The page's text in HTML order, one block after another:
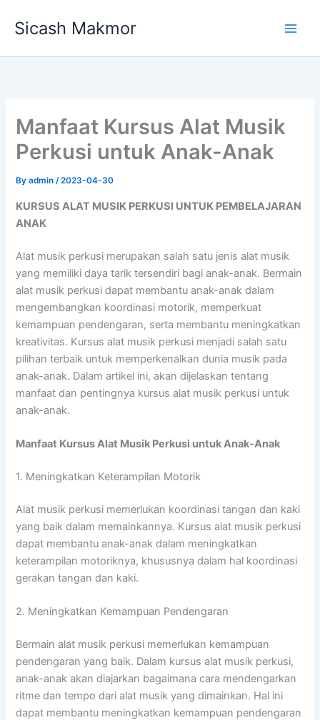
Sicash Makmor
Manfaat Kursus Alat Musik
Perkusi untuk Anak-Anak
Byadmin/2023-04-30
KURSUS ALAT MUSIK PERKUSI UNTUK PEMBELAJARAN
ANAK
Alat musik perkusi merupakan salah satu jenis alat musik
yang memiliki daya tarik tersendiri bagi anak-anak. Bermain
alat musik perkusi dapat membantu anak-anak dalam
mengembangkan koordinasi motorik, memperkuat
kemampuan pendengaran, serta membantu meningkatkan
kreativitas. Kursus alat musik perkusi menjadi salah satu
pilihan terbaik untuk memperkenalkan dunia musik pada
anak-anak. Dalam artikel ini, akan dijelaskan tentang
manfaat dan pentingnya kursus alat musik perkusi untuk
anak-anak.
Manfaat Kursus Alat Musik Perkusi untuk Anak-Anak
1. Meningkatkan Keterampilan Motorik
Alat musik perkusi memerlukan koordinasi tangan dan kaki
yang baik dalam memainkannya. Kursus alat musik perkusi
dapat membantu anak-anak dalam meningkatkan
keterampilan motoriknya, khususnya dalam hal koordinasi
gerakan tangan dan kaki.
2. Meningkatkan Kemampuan Pendengaran
Bermain alat musik perkusi memerlukan kemampuan
pendengaran yang baik. Dalam kursus alat musik perkusi,
anak-anak akan diajarkan bagaimana cara mendengarkan
ritme dan tempo dari alat musik yang dimainkan. Hal ini
dapat membantu meningkatkan kemampuan pendengaran